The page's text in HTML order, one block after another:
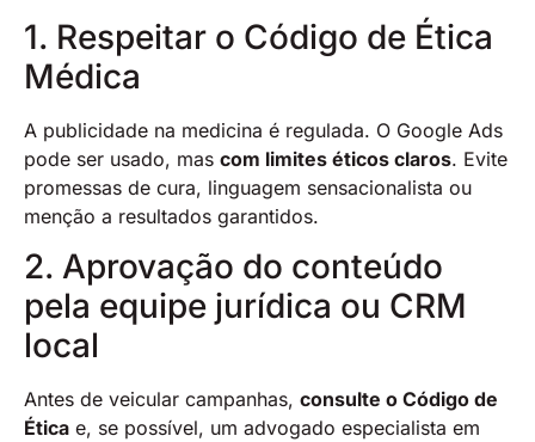
1. Respeitar o Código de Ética
Médica
A publicidade na medicina é regulada. O Google Ads
pode ser usado, mas com limites éticos claros. Evite
promessas de cura, linguagem sensacionalista ou
menção a resultados garantidos.
2. Aprovação do conteúdo
pela equipe jurídica ou CRM
local
Antes de veicular campanhas, consulte o Código de
Ética e, se possível, um advogado especialista em